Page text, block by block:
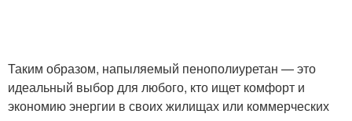
Таким образом, напыляемый пенополиуретан — это
идеальный выбор для любого, кто ищет комфорт и
экономию энергии в своих жилищах или коммерческих